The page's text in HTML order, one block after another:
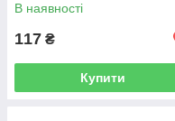
В наявності
117 ₴
Купити